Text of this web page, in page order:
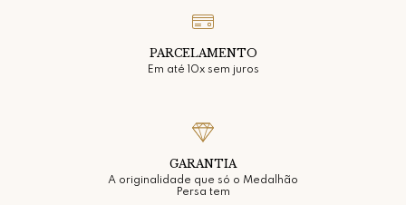
PARCELAMENTO
Em até 10x sem juros
GARANTIA
A originalidade que só o Medalhão
Persa tem